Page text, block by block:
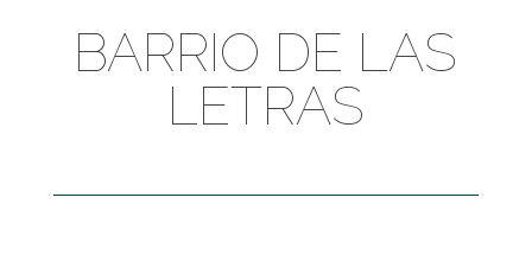
BARRIO DE LAS
LETRAS